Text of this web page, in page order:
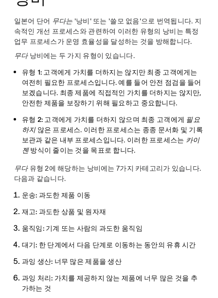
일본어 단어 무다는 '낭비' 또는 '쓸모 없음'으로 번역됩니다. 지
속적인 개선 프로세스와 관련하여 이러한 유형의 낭비는 특정
업무 프로세스가 운영 효율성을 달성하는 것을 방해합니다.
무다낭비에는 두 가지 유형이 있습니다.
유형 1: 고객에게 가치를 더하지는 않지만 최종 고객에게는
여전히 필요한 프로세스입니다. 예를 들어 안전 점검을 들어
보겠습니다. 최종 제품에 직접적인 가치를 더하지는 않지만,
안전한 제품을 보장하기 위해 필요하고 중요합니다.
유형 2: 고객에게 가치를 더하지 않으며 최종 고객에게 필요
하지않은 프로세스. 이러한 프로세스는 종종 문서화 및 기록
보관과 같은 내부 프로세스입니다. 이러한 프로세스는 카이
젠방식이 줄이는 것을 목표로 합니다.
무다유형 2에 해당하는 낭비에는 7가지 카테고리가 있습니다.
다음과 같습니다.
운송: 과도한 제품 이동
재고: 과도한 상품 및 원자재
움직임:기계 또는 사람의 과도한 움직임
대기: 한 단계에서 다음 단계로 이동하는 동안의 유휴 시간
과잉 생산: 너무 많은 제품을 생산
과잉 처리: 가치를 제공하지 않는 제품에 너무 많은 것을 추
가하는 것